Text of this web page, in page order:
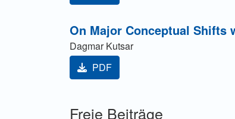
On Major Conceptual Shifts
Dagmar Kutsar
PDF
Freie Beiträge